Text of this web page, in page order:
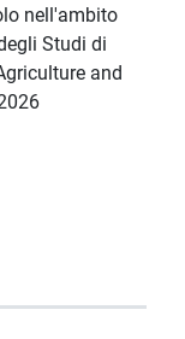
nell'ambito
Studi di
and